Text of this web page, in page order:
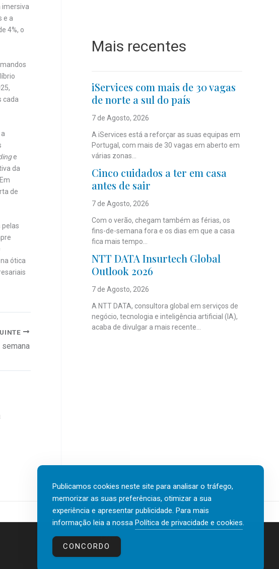
imersiva
e a
4%, o
cada
e
da
de
pelas
ótica
semana
Mais recentes
iServices com mais de 30 vagas
de norte a sul do país
7 de Agosto, 2026
A iServices está a reforçar as suas equipas em
Portugal, com mais de 30 vagas em aberto em
várias zonas...
Cinco cuidados a ter em casa
antes de sair
7 de Agosto, 2026
Com o verão, chegam também as férias, os
fins-de-semana fora e os dias em que a casa
fica mais tempo...
NTT DATA Insurtech Global
Outlook 2026
7 de Agosto, 2026
A NTT DATA, consultora global em serviços de
negócio, tecnologia e inteligência artificial (IA),
acaba de divulgar a mais recente...
Contactos
Publicamos cookies neste site para analisar o tráfego,
memorizar as suas preferências, otimizar a sua
experiência e apresentar publicidade. Para mais
informação leia a nossa Política de privacidade e cookies.
CONCORDO